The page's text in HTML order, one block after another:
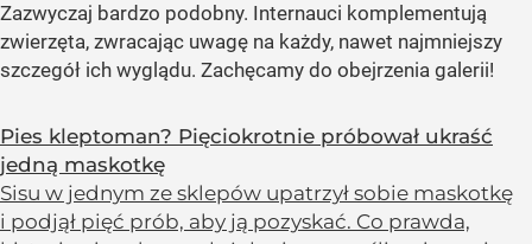
Zazwyczaj bardzo podobny. Internauci komplementują
zwierzęta, zwracając uwagę na każdy, nawet najmniejszy
szczegół ich wyglądu. Zachęcamy do obejrzenia galerii!
Pies kleptoman? Pięciokrotnie próbował ukraść
jedną maskotkę
Sisu w jednym ze sklepów upatrzył sobie maskotkę
i podjął pięć prób, aby ją pozyskać. Co prawda,